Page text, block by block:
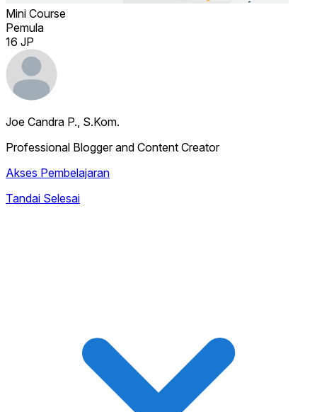
Mini Course
Pemula
16 JP
Joe Candra P., S.Kom.
Professional Blogger and Content Creator
Akses Pembelajaran
Tandai Selesai